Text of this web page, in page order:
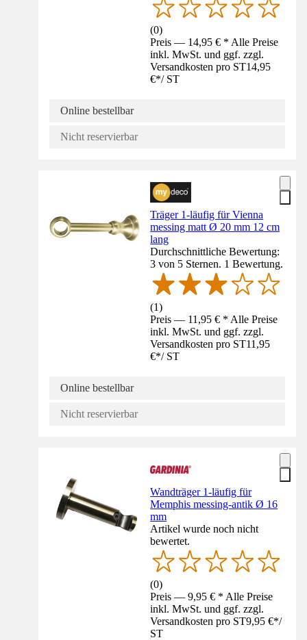
(0)
Preis — 14,95 € * Alle Preise
inkl. MwSt. und ggf. zzgl.
Versandkosten pro ST14,95
€*/ ST
Online bestellbar
Nicht reservierbar
Träger 1-läufig für Vienna
messing matt Ø 20 mm 12 cm
lang
Durchschnittliche Bewertung:
3 von 5 Sternen. 1 Bewertung.
(1)
Preis — 11,95 € * Alle Preise
inkl. MwSt. und ggf. zzgl.
Versandkosten pro ST11,95
€*/ ST
Online bestellbar
Nicht reservierbar
Wandträger 1-läufig für
Memphis messing-antik Ø 16
mm
Artikel wurde noch nicht
bewertet.
(0)
Preis — 9,95 € * Alle Preise
inkl. MwSt. und ggf. zzgl.
Versandkosten pro ST9,95 €*/
ST